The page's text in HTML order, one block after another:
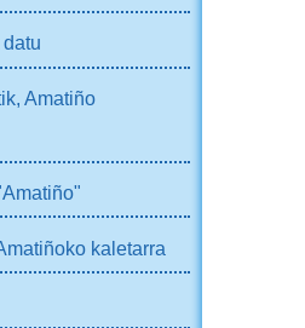
Amatiño
kaletarra